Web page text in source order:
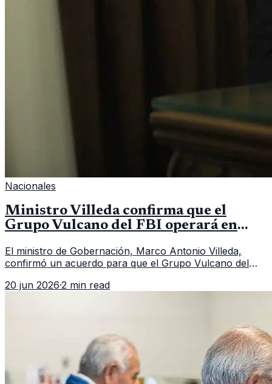
Nacionales
Ministro Villeda confirma que el
Grupo Vulcano del FBI operará en
El ministro de Gobernación, Marco Antonio Villeda,
confirmó un acuerdo para que el Grupo Vulcano del
fallido con la administración anterior del Ministerio
20 jun 2026·2 min read